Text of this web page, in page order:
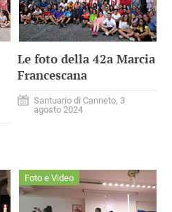
Le foto della 42a Marcia
Francescana
Santuario di Canneto, 3
agosto 2024
Foto e Video